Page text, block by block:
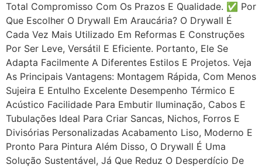
Total Compromisso Com Os Prazos E Qualidade. ✅ Por
Que Escolher O Drywall Em Araucária? O Drywall É
Cada Vez Mais Utilizado Em Reformas E Construções
Por Ser Leve, Versátil E Eficiente. Portanto, Ele Se
Adapta Facilmente A Diferentes Estilos E Projetos. Veja
As Principais Vantagens: Montagem Rápida, Com Menos
Sujeira E Entulho Excelente Desempenho Térmico E
Acústico Facilidade Para Embutir Iluminação, Cabos E
Tubulações Ideal Para Criar Sancas, Nichos, Forros E
Divisórias Personalizadas Acabamento Liso, Moderno E
Pronto Para Pintura Além Disso, O Drywall É Uma
Solução Sustentável, Já Que Reduz O Desperdício De